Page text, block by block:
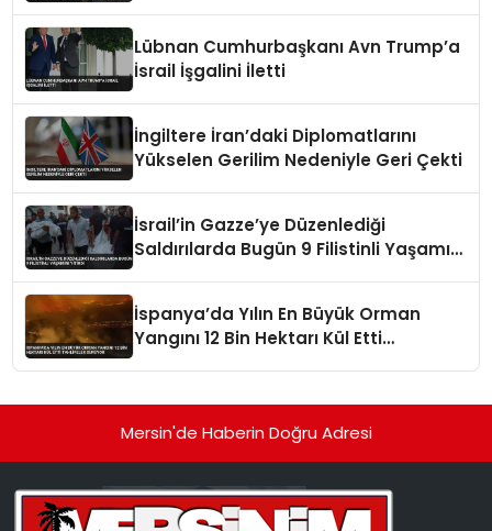
Lübnan Cumhurbaşkanı Avn Trump’a
İsrail İşgalini İletti
İngiltere İran’daki Diplomatlarını
Yükselen Gerilim Nedeniyle Geri Çekti
İsrail’in Gazze’ye Düzenlediği
Saldırılarda Bugün 9 Filistinli Yaşamını
İspanya’da Yılın En Büyük Orman
Yangını 12 Bin Hektarı Kül Etti
Mersin'de Haberin Doğru Adresi